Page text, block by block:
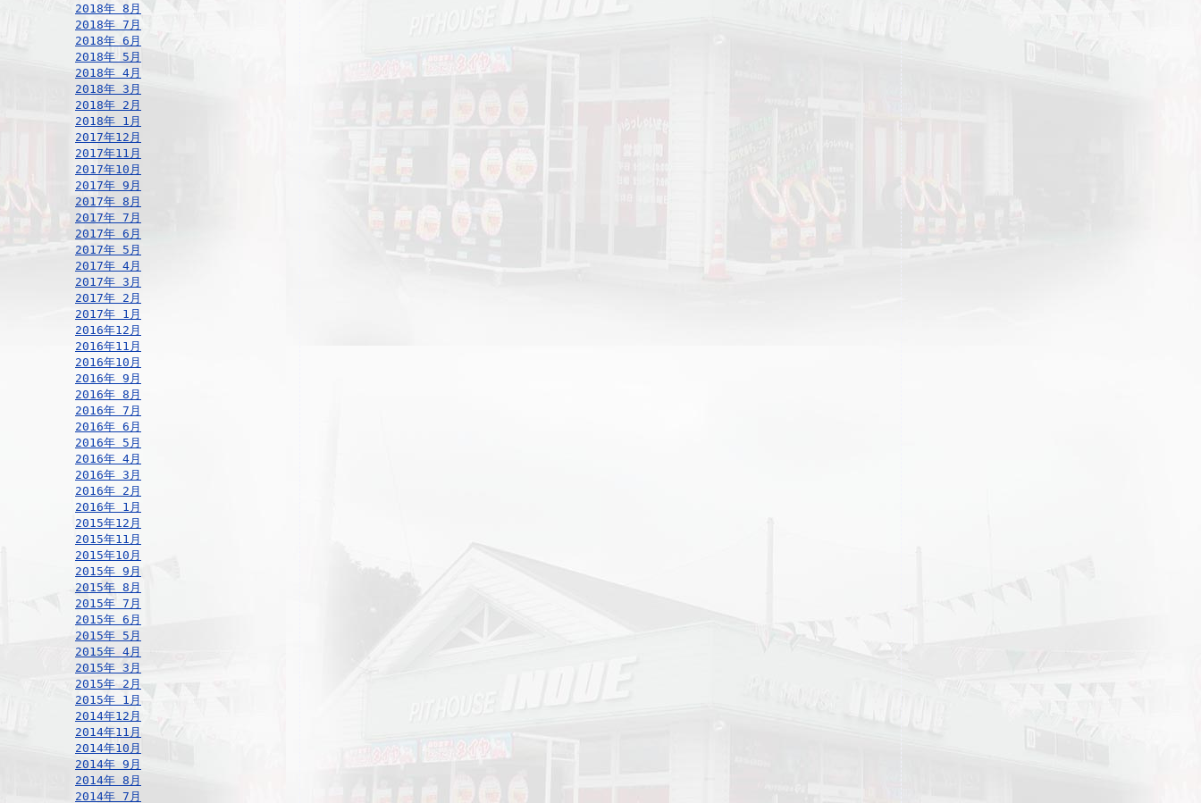
2018年 8月
2018年 7月
2018年 6月
2018年 5月
2018年 4月
2018年 3月
2018年 2月
2018年 1月
2017年12月
2017年11月
2017年10月
2017年 9月
2017年 8月
2017年 7月
2017年 6月
2017年 5月
2017年 4月
2017年 3月
2017年 2月
2017年 1月
2016年12月
2016年11月
2016年10月
2016年 9月
2016年 8月
2016年 7月
2016年 6月
2016年 5月
2016年 4月
2016年 3月
2016年 2月
2016年 1月
2015年12月
2015年11月
2015年10月
2015年 9月
2015年 8月
2015年 7月
2015年 6月
2015年 5月
2015年 4月
2015年 3月
2015年 2月
2015年 1月
2014年12月
2014年11月
2014年10月
2014年 9月
2014年 8月
2014年 7月